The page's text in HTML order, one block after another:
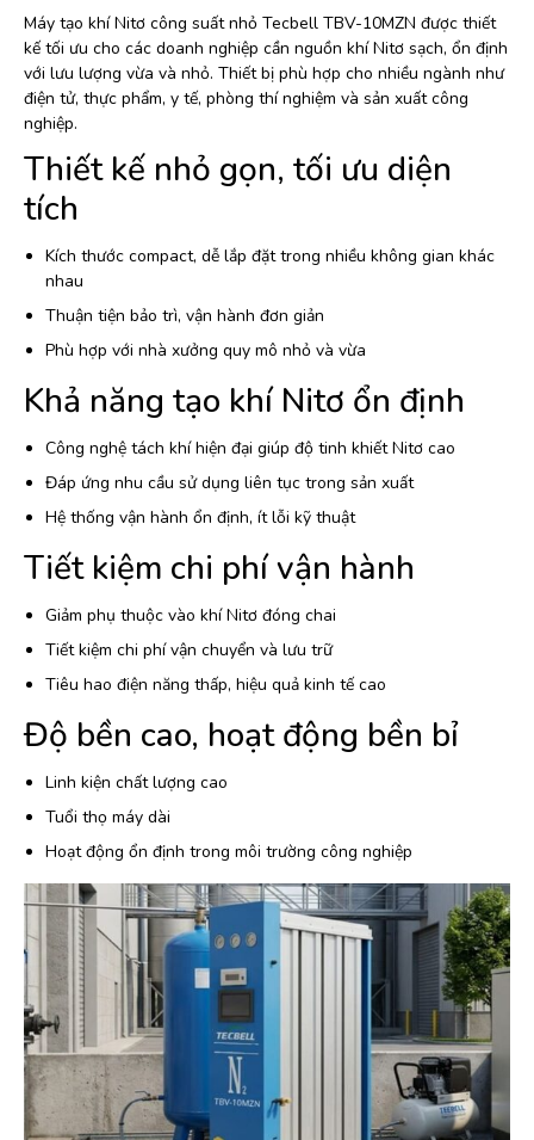
Máy tạo khí Nitơ công suất nhỏ Tecbell TBV-10MZN được thiết
kế tối ưu cho các doanh nghiệp cần nguồn khí Nitơ sạch, ổn định
với lưu lượng vừa và nhỏ. Thiết bị phù hợp cho nhiều ngành như
điện tử, thực phẩm, y tế, phòng thí nghiệm và sản xuất công
nghiệp.
Thiết kế nhỏ gọn, tối ưu diện
tích
Kích thước compact, dễ lắp đặt trong nhiều không gian khác
nhau
Thuận tiện bảo trì, vận hành đơn giản
Phù hợp với nhà xưởng quy mô nhỏ và vừa
Khả năng tạo khí Nitơ ổn định
Công nghệ tách khí hiện đại giúp độ tinh khiết Nitơ cao
Đáp ứng nhu cầu sử dụng liên tục trong sản xuất
Hệ thống vận hành ổn định, ít lỗi kỹ thuật
Tiết kiệm chi phí vận hành
Giảm phụ thuộc vào khí Nitơ đóng chai
Tiết kiệm chi phí vận chuyển và lưu trữ
Tiêu hao điện năng thấp, hiệu quả kinh tế cao
Độ bền cao, hoạt động bền bỉ
Linh kiện chất lượng cao
Tuổi thọ máy dài
Hoạt động ổn định trong môi trường công nghiệp